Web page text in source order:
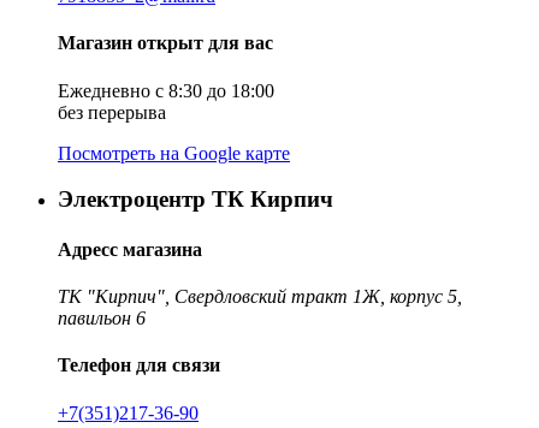
Магазин открыт для вас
Ежедневно с 8:30 до 18:00
без перерыва
Посмотреть на Google карте
Электроцентр ТК Кирпич
Адресс магазина
ТК "Кирпич", Свердловский тракт 1Ж, корпус 5,
павильон 6
Телефон для связи
+7(351)217-36-90